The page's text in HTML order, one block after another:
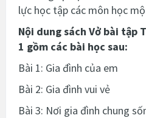
lực học tập các môn học
Nội dung sách Vở bài tập
1 gồm các bài học sau:
Bài 1: Gia đình của em
Bài 2: Gia đình vui vẻ
Bài 3: Nơi gia đình chung